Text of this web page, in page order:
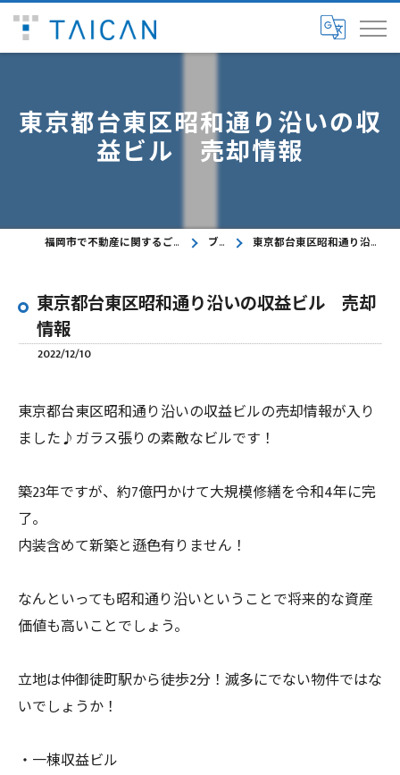
東京都台東区昭和通り沿いの収
益ビル 売却情報
福岡市で不動産に関するご相談ならTAICAN株式会社 ブログ 東京都台東区昭和通り沿いの収益ビル 売却情報
東京都台東区昭和通り沿いの収益ビル 売却
情報
2022/12/10
東京都台東区昭和通り沿いの収益ビルの売却情報が入り
ました♪ガラス張りの素敵なビルです！
築23年ですが、約7億円かけて大規模修繕を令和4年に完
了。
内装含めて新築と遜色有りません！
なんといっても昭和通り沿いということで将来的な資産
価値も高いことでしょう。
立地は仲御徒町駅から徒歩2分！滅多にでない物件ではな
いでしょうか！
・一棟収益ビル